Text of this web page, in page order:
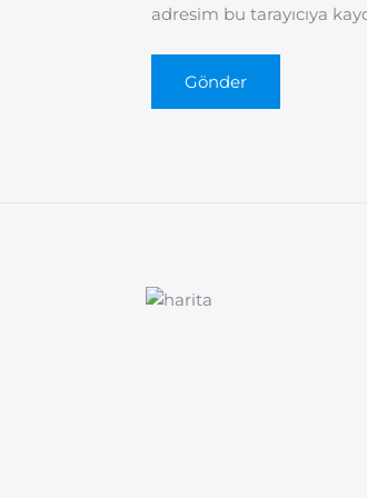
adresim bu tarayıcıya